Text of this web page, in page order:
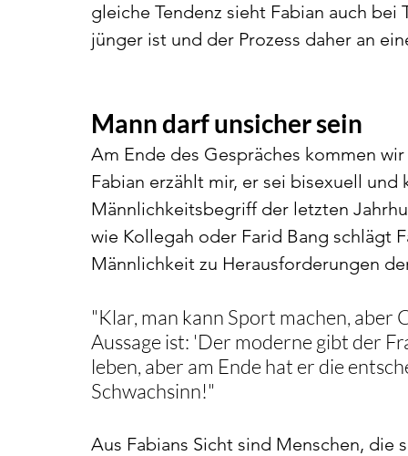
gleiche Tendenz sieht Fabian auch
jünger ist und der Prozess daher an
Mann darf unsicher sein
Am Ende des Gespräches kommen
Fabian erzählt mir, er sei bisexuell
Männlichkeitsbegriff der letzten
wie Kollegah oder Farid Bang schlägt
Männlichkeit zu Herausforderungen
"Klar, man kann Sport machen,
Aussage ist: 'Der moderne gibt der
leben, aber am Ende hat er die
Schwachsinn!"
Aus Fabians Sicht sind Menschen,